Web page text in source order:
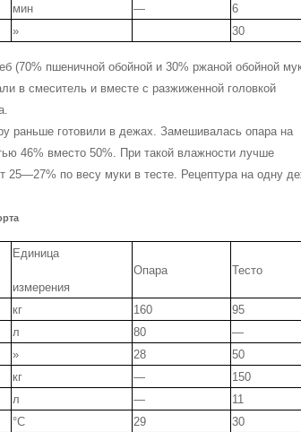
мин —
6
» 30
(70% пшеничной обойной и 30% ржаной обойной
в смеситель и вместе с раз­жиженной головкой
раньше готовили в дежах. Замешивалась опара на
46% вместо 50%. При такой влажности лучше
25—27% по весу муки в тес­те. Рецептура на одну
Единица
измерения
Опара Тесто
кг 160
95
л 80
—
» 28
50
кг —
150
л —
11
°С 29
30